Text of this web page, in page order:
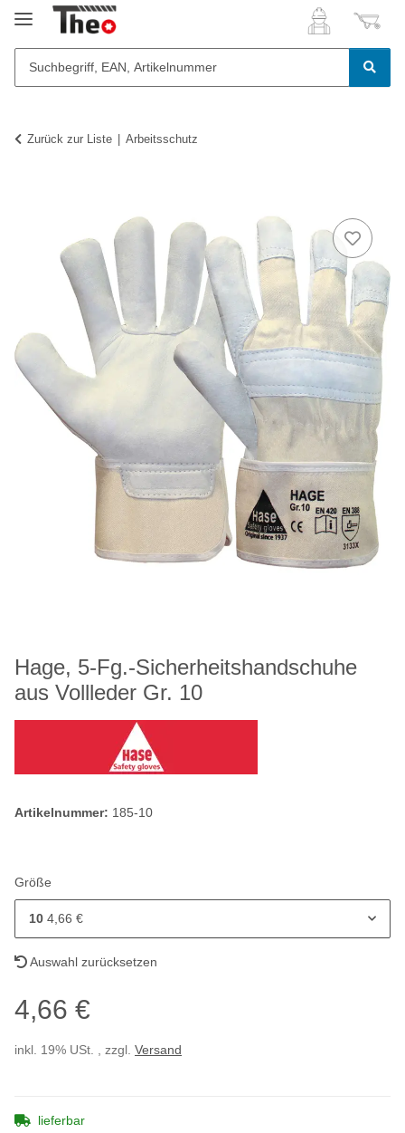
Zurück zur Liste Arbeitsschutz
Hage, 5-Fg.-Sicherheitshandschuhe
aus Vollleder Gr. 10
Artikelnummer: 185-10
Größe
10 4,66 €
Auswahl zurücksetzen
4,66 €
inkl. 19% USt. , zzgl. Versand
lieferbar